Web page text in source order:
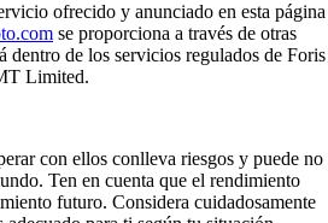
ofrecido y anunciado en esta página
se proporciona a través de otras
dentro de los servicios regulados de Foris
Limited.
con ellos conlleva riesgos y puede no
Ten en cuenta que el rendimiento
futuro. Considera cuidadosamente